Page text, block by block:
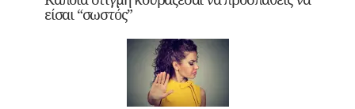
είσαι “σωστός”